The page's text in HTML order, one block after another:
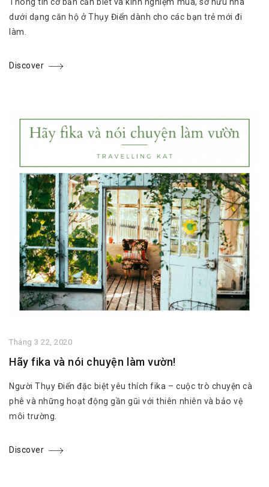
dưới dạng căn hộ ở Thụy Điển dành cho các bạn trẻ mới đi
làm.
Discover
Tháng 3 22, 2020
Hãy fika và nói chuyện làm vườn!
Người Thụy Điển đặc biệt yêu thích fika – cuộc trò chuyện cà
phê và những hoạt động gần gũi với thiên nhiên và bảo vệ
môi trường.
Discover